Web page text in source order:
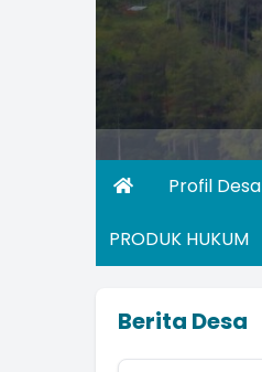
Profil Desa
PRODUK HUKUM
Berita Desa